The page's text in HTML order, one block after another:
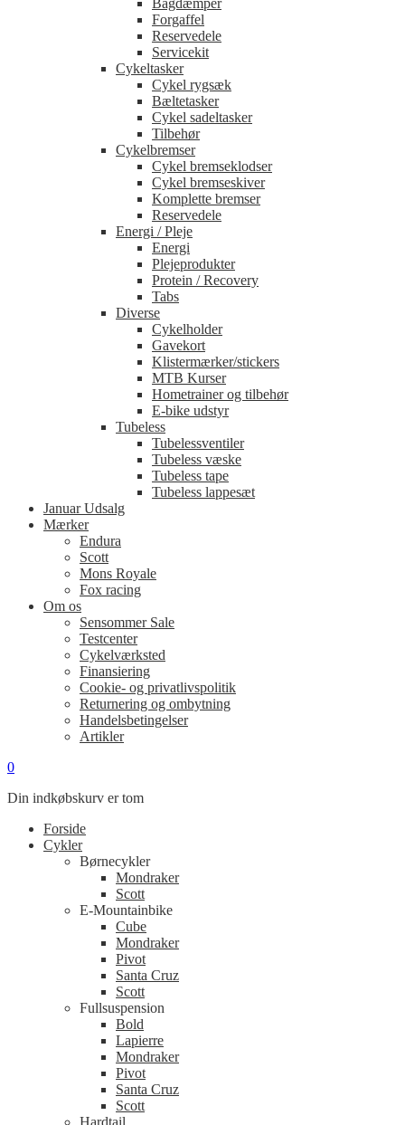
Bagdæmper
Forgaffel
Reservedele
Servicekit
Cykeltasker
Cykel rygsæk
Bæltetasker
Cykel sadeltasker
Tilbehør
Cykelbremser
Cykel bremseklodser
Cykel bremseskiver
Komplette bremser
Reservedele
Energi / Pleje
Energi
Plejeprodukter
Protein / Recovery
Tabs
Diverse
Cykelholder
Gavekort
Klistermærker/stickers
MTB Kurser
Hometrainer og tilbehør
E-bike udstyr
Tubeless
Tubelessventiler
Tubeless væske
Tubeless tape
Tubeless lappesæt
Januar Udsalg
Mærker
Endura
Scott
Mons Royale
Fox racing
Om os
Sensommer Sale
Testcenter
Cykelværksted
Finansiering
Cookie- og privatlivspolitik
Returnering og ombytning
Handelsbetingelser
Artikler
0
Din indkøbskurv er tom
Forside
Cykler
Børnecykler
Mondraker
Scott
E-Mountainbike
Cube
Mondraker
Pivot
Santa Cruz
Scott
Fullsuspension
Bold
Lapierre
Mondraker
Pivot
Santa Cruz
Scott
Hardtail